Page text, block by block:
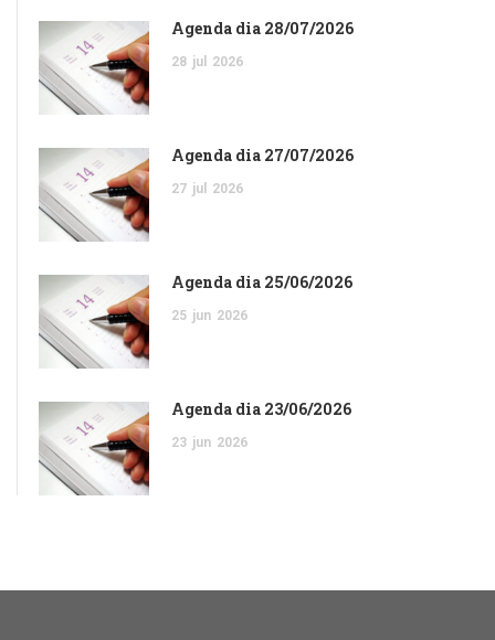
Agenda dia 28/07/2026
28 jul 2026
Agenda dia 27/07/2026
27 jul 2026
Agenda dia 25/06/2026
25 jun 2026
Agenda dia 23/06/2026
23 jun 2026